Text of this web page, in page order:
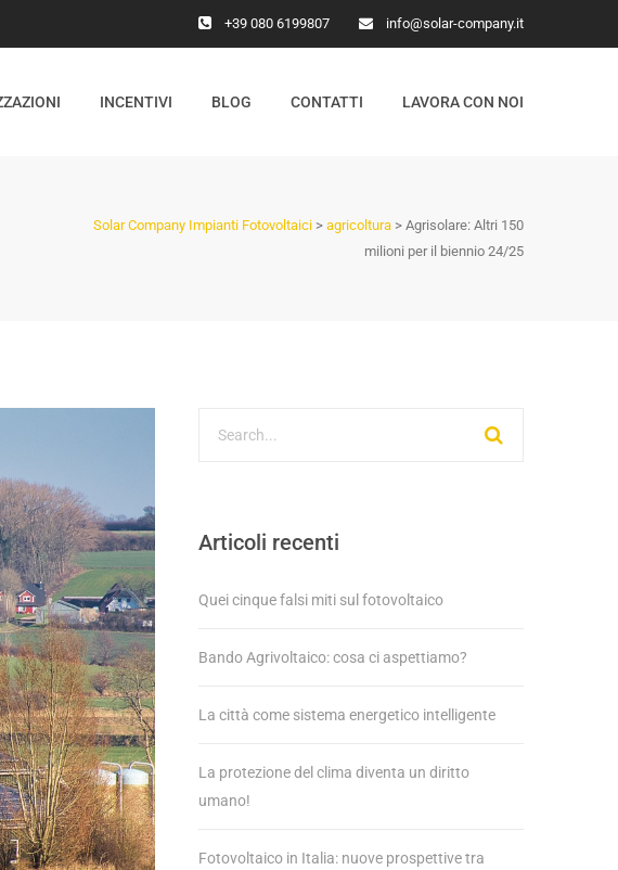
+39 080 6199807 info@solar-company.it
INCENTIVI BLOG CONTATTI LAVORA CON NOI
Solar Company Impianti Fotovoltaici > agricoltura > Agrisolare: Altri 150
milioni per il biennio 24/25
Articoli recenti
Quei cinque falsi miti sul fotovoltaico
Bando Agrivoltaico: cosa ci aspettiamo?
La città come sistema energetico intelligente
La protezione del clima diventa un diritto
umano!
Fotovoltaico in Italia: nuove prospettive tra